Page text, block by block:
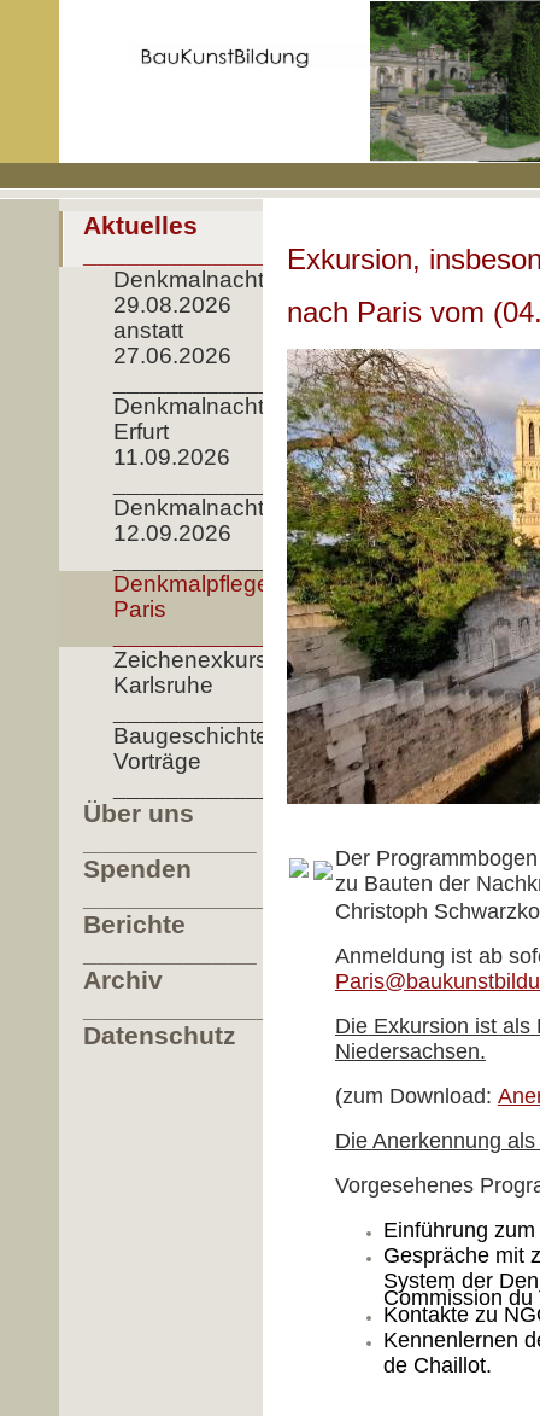
Aktuelles
____________________
Denkmalnacht
29.08.2026
anstatt
27.06.2026
__________________
Denkmalnacht
Erfurt
11.09.2026
Denkmalnacht
12.09.2026
__________________
Denkmalpflege
Paris
_________________
Zeichenexkursion
Karlsruhe
__________________
Baugeschichte
Vorträge
__________________
Über uns
Spenden
Berichte
Archiv
Datenschutz
Exkursion,
nach Paris vom
Der
zu Bauten der
Christoph
Anmeldung ist ab
Die Exkursion ist als
Niedersachsen.
(zum Download:
Die Anerkennung
Vorgesehenes
Einführung
Gespräche mit
System der
Commission
Kontakte zu
Kennenlernen
de Chaillot.